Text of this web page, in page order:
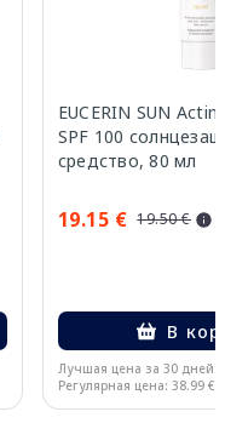
EUCERIN SUN
SPF 100
средство, 80 мл
19.15 € 19.50 €
В
Лучшая цена за 30 дней:
Регулярная цена: 38.99 €